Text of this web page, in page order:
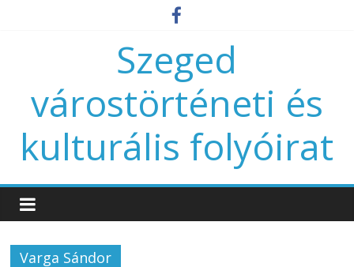
Szeged
várostörténeti és
kulturális folyóirat
Varga Sándor